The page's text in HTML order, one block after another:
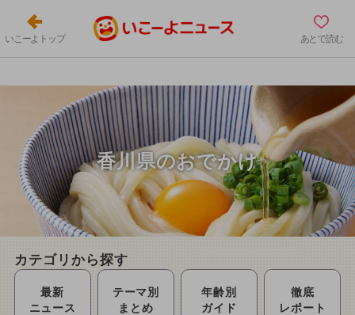
いこーよトップ あとで読む
香川県のおでかけ
カテゴリから探す
最新
ニュース
テーマ別
まとめ
年齢別
ガイド
徹底
レポート